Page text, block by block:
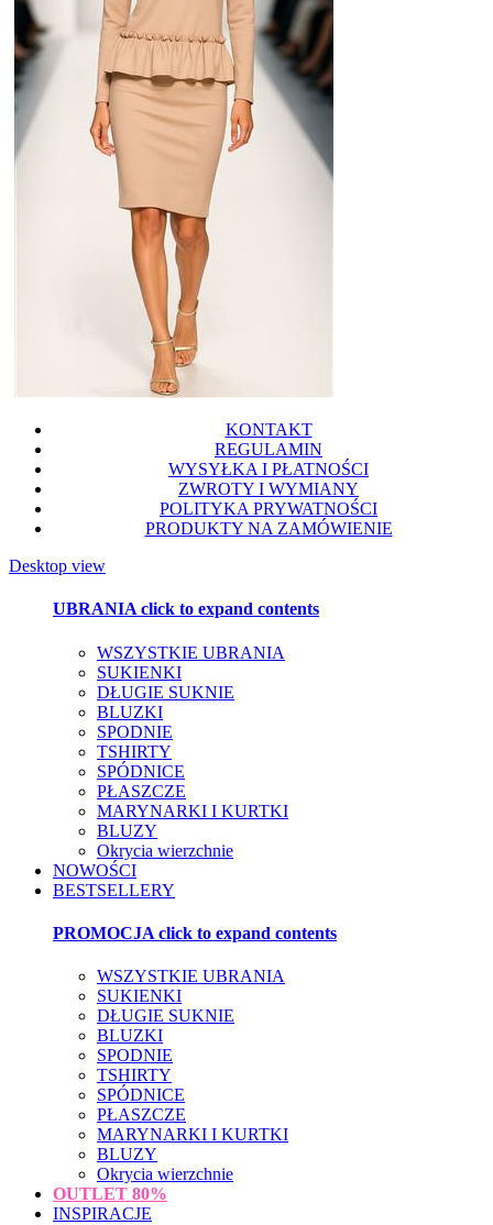
KONTAKT
REGULAMIN
WYSYŁKA I PŁATNOŚCI
ZWROTY I WYMIANY
POLITYKA PRYWATNOŚCI
PRODUKTY NA ZAMÓWIENIE
Desktop view
UBRANIAclick to expand contents
WSZYSTKIE UBRANIA
SUKIENKI
DŁUGIE SUKNIE
BLUZKI
SPODNIE
TSHIRTY
SPÓDNICE
PŁASZCZE
MARYNARKI I KURTKI
BLUZY
Okrycia wierzchnie
NOWOŚCI
BESTSELLERY
PROMOCJA click to expand contents
WSZYSTKIE UBRANIA
SUKIENKI
DŁUGIE SUKNIE
BLUZKI
SPODNIE
TSHIRTY
SPÓDNICE
PŁASZCZE
MARYNARKI I KURTKI
BLUZY
Okrycia wierzchnie
OUTLET 80%
INSPIRACJE